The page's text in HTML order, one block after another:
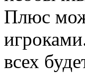
Плюс
всех